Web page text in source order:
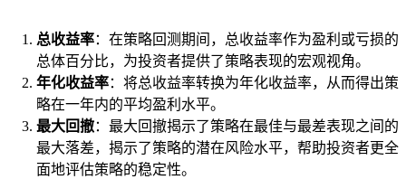
总收益率：在策略回测期间，总收益率作为盈利或亏损的
总体百分比，为投资者提供了策略表现的宏观视角。
年化收益率：将总收益率转换为年化收益率，从而得出策
略在一年内的平均盈利水平。
最大回撤：最大回撤揭示了策略在最佳与最差表现之间的
最大落差，揭示了策略的潜在风险水平，帮助投资者更全
面地评估策略的稳定性。